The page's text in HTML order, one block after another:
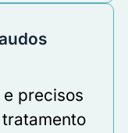
precisos